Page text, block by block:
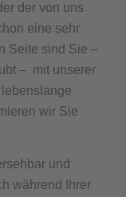
der von uns
eine sehr
Seite sind Sie –
– mit unserer
wir Sie
und
während Ihrer